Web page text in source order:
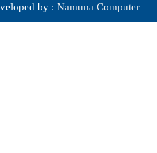
by : Namuna Computer